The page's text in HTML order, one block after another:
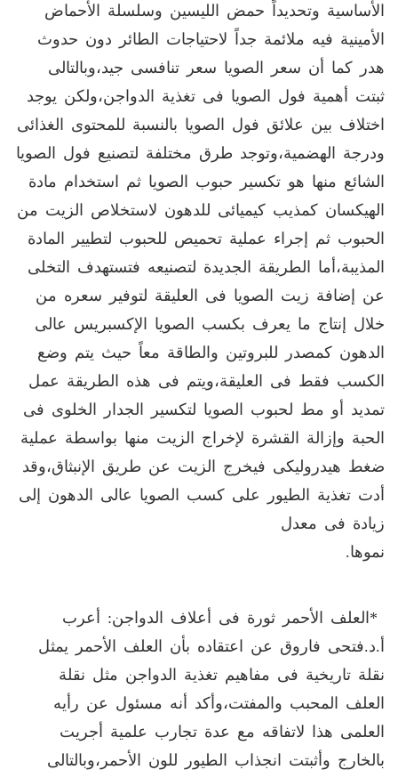
الأساسية وتحديداً حمض الليسين وسلسلة الأحماض
الأمينية فيه ملائمة جداً لاحتياجات الطائر دون حدوث
هدر كما أن سعر الصويا سعر تنافسى جيد،وبالتالى
ثبتت أهمية فول الصويا فى تغذية الدواجن،ولكن يوجد
اختلاف بين علائق فول الصويا بالنسبة للمحتوى الغذائى
ودرجة الهضمية،وتوجد طرق مختلفة لتصنيع فول الصويا
الشائع منها هو تكسير حبوب الصويا ثم استخدام مادة
الهيكسان كمذيب كيميائى للدهون لاستخلاص الزيت من
الحبوب ثم إجراء عملية تحميص للحبوب لتطيير المادة
المذيبة،أما الطريقة الجديدة لتصنيعه فتستهدف التخلى
عن إضافة زيت الصويا فى العليقة لتوفير سعره من
خلال إنتاج ما يعرف بكسب الصويا الإكسبريس عالى
الدهون كمصدر للبروتين والطاقة معاً حيث يتم وضع
الكسب فقط فى العليقة،ويتم فى هذه الطريقة عمل
تمديد أو مط لحبوب الصويا لتكسير الجدار الخلوى فى
الحبة وإزالة القشرة لإخراج الزيت منها بواسطة عملية
ضغط هيدروليكى فيخرج الزيت عن طريق الإنبثاق،وقد
أدت تغذية الطيور على كسب الصويا عالى الدهون إلى
زيادة فى معدل
*العلف الأحمر ثورة فى أعلاف الدواجن: أعرب
أ.د.فتحى فاروق عن اعتقاده بأن العلف الأحمر يمثل
نقلة تاريخية فى مفاهيم تغذية الدواجن مثل نقلة
العلف المحبب والمفتت،وأكد أنه مسئول عن رأيه
العلمى هذا لاتفاقه مع عدة تجارب علمية أجريت
بالخارج وأثبتت انجذاب الطيور للون الأحمر،وبالتالى